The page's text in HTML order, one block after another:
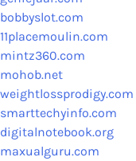
bobbyslot.com
11placemoulin.com
mintz360.com
mohob.net
weightlossprodigy.com
smarttechyinfo.com
digitalnotebook.org
maxualguru.com